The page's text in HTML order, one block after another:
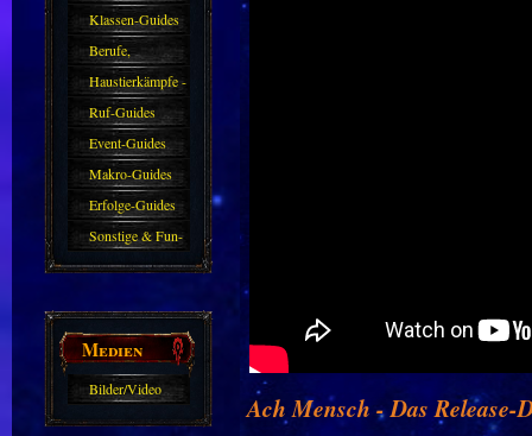
Klassen-Guides
Berufe,
Farmkarten und
Haustiere
Haustierkämpfe -
Guide
Ruf-Guides
Event-Guides
Makro-Guides
Erfolge-Guides
Sonstige & Fun-
Guides
Medien
Bilder/Video
Ach Mensch - Das